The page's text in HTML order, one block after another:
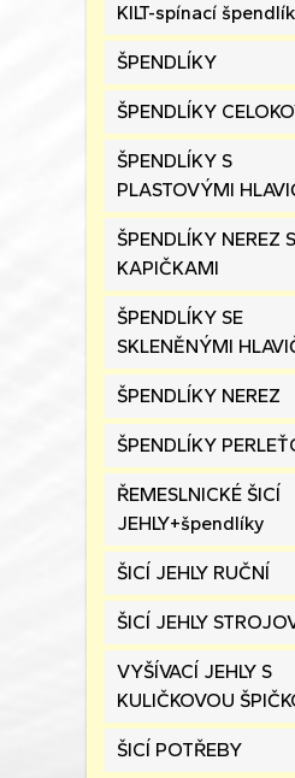
KILT-spínací
ŠPENDLÍKY
ŠPENDLÍKY
ŠPENDLÍKY S
PLASTOVÝMI
ŠPENDLÍKY NEREZ S
KAPIČKAMI
ŠPENDLÍKY SE
SKLENĚNÝMI
ŠPENDLÍKY NEREZ
ŠPENDLÍKY
ŘEMESLNICKÉ ŠICÍ
JEHLY+špendlíky
ŠICÍ JEHLY RUČNÍ
ŠICÍ JEHLY
VYŠÍVACÍ JEHLY S
KULIČKOVOU
ŠICÍ POTŘEBY